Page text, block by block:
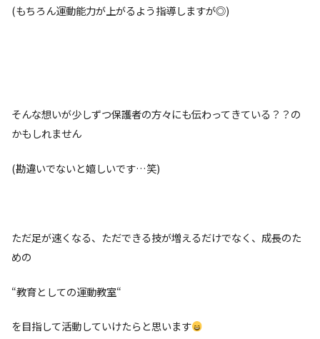
(もちろん運動能力が上がるよう指導しますが◎)
そんな想いが少しずつ保護者の方々にも伝わってきている？？の
かもしれません
(勘違いでないと嬉しいです…笑)
ただ足が速くなる、ただできる技が増えるだけでなく、成長のた
めの
“教育としての運動教室“
を目指して活動していけたらと思います